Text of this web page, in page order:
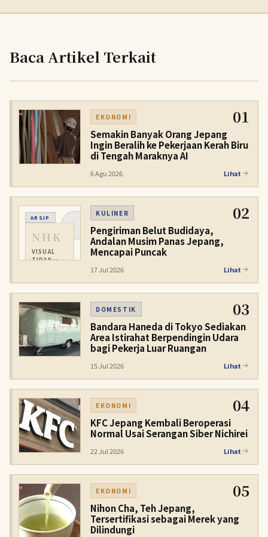
Baca Artikel Terkait
EKONOMI 01
Semakin Banyak Orang Jepang
Ingin Beralih ke Pekerjaan Kerah Biru
di Tengah Maraknya AI
6 Agu 2026 Lihat
ARSIP
NHK
VISUAL
TIDAK
KULINER 02
Pengiriman Belut Budidaya,
Andalan Musim Panas Jepang,
Mencapai Puncak
17 Jul 2026 Lihat
DOMESTIK 03
Bandara Haneda di Tokyo Sediakan
Area Istirahat Berpendingin Udara
bagi Pekerja Luar Ruangan
15 Jul 2026 Lihat
EKONOMI 04
KFC Jepang Kembali Beroperasi
Normal Usai Serangan Siber Nichirei
22 Jul 2026 Lihat
EKONOMI 05
Nihon Cha, Teh Jepang,
Tersertifikasi sebagai Merek yang
Dilindungi